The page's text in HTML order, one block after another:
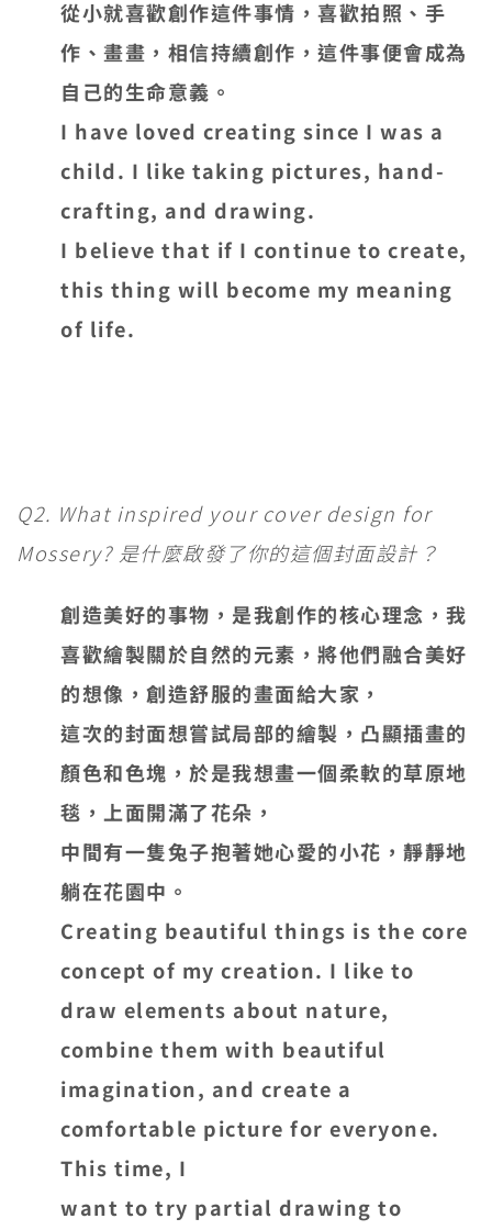
從小就喜歡創作這件事情，喜歡拍照、手
作、畫畫，相信持續創作，這件事便會成為
自己的生命意義。
I have loved creating since I was a
child. I like taking pictures, hand-
crafting, and drawing.
I believe that if I continue to create,
this thing will become my meaning
of life.
Q2. What inspired your cover design for
Mossery? 是什麼啟發了你的這個封面設計？
創造美好的事物，是我創作的核心理念，我
喜歡繪製關於自然的元素，將他們融合美好
的想像，創造舒服的畫面給大家，
這次的封面想嘗試局部的繪製，凸顯插畫的
顏色和色塊，於是我想畫一個柔軟的草原地
毯，上面開滿了花朵，
中間有一隻兔子抱著她心愛的小花，靜靜地
躺在花園中。
Creating beautiful things is the core
concept of my creation. I like to
draw elements about nature,
combine them with beautiful
imagination, and create a
comfortable picture for everyone.
This time, I
want to try partial drawing to